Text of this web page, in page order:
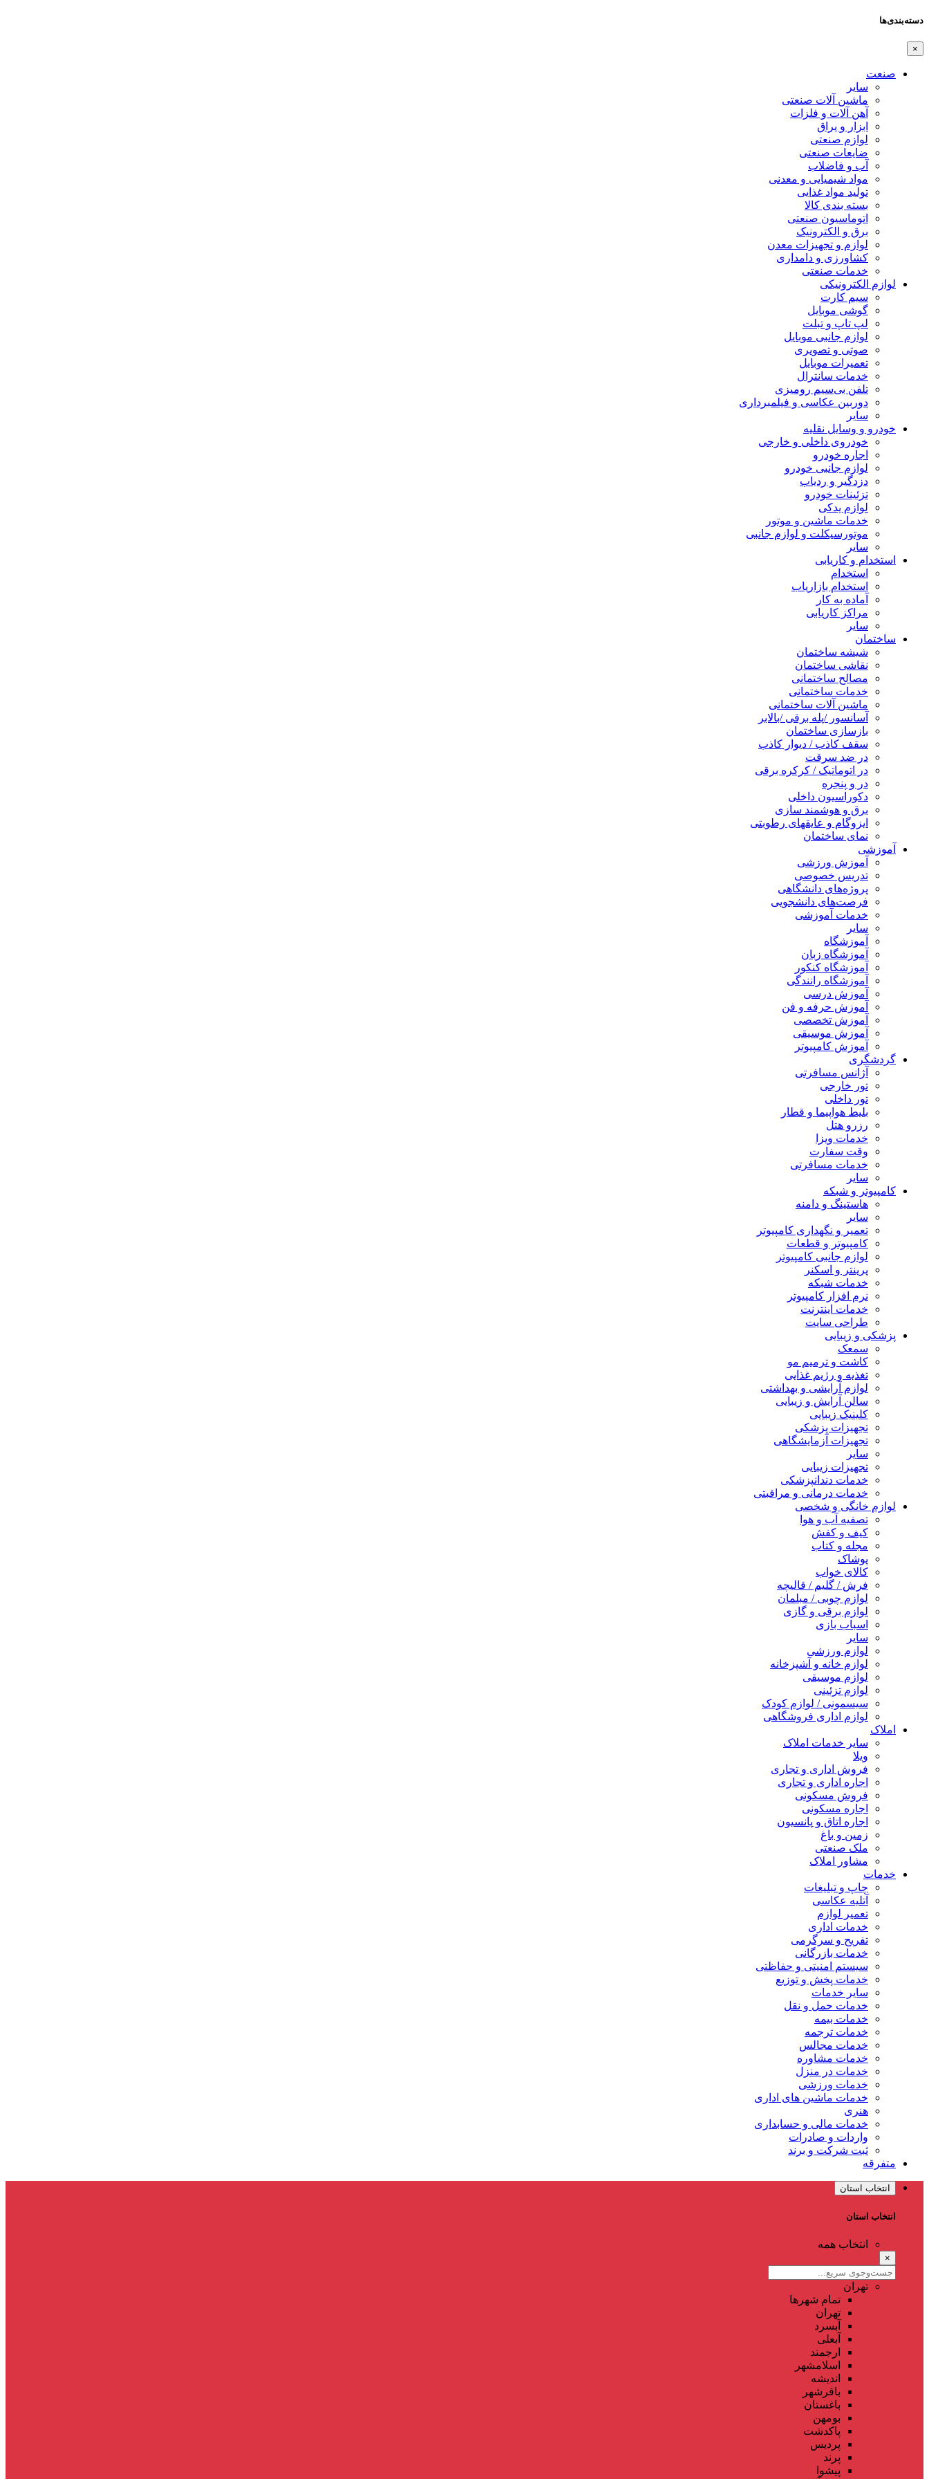
دسته‌بندی‌ها
×
صنعت
سایر
ماشین آلات صنعتی
آهن آلات و فلزات
ابزار و یراق
لوازم صنعتی
ضایعات صنعتی
آب و فاضلاب
مواد شیمیایی و معدنی
تولید مواد غذایی
بسته بندی کالا
اتوماسیون صنعتی
برق و الکترونیک
لوازم و تجهیزات معدن
کشاورزی و دامداری
خدمات صنعتی
لوازم الکترونیکی
سیم کارت
گوشی موبایل
لپ تاپ و تبلت
لوازم جانبی موبایل
صوتی و تصویری
تعمیرات موبایل
خدمات سانترال
تلفن بی‌سیم رومیزی
دوربین عکاسی و فیلمبرداری
سایر
خودرو و وسایل نقلیه
خودروی داخلی و خارجی
اجاره خودرو
لوازم جانبی خودرو
دزدگیر و ردیاب
تزئینات خودرو
لوازم یدکی
خدمات ماشین و موتور
موتورسیکلت و لوازم جانبی
سایر
استخدام و کاریابی
استخدام
استخدام بازاریاب
آماده به کار
مراکز کاریابی
سایر
ساختمان
شیشه ساختمان
نقاشی ساختمان
مصالح ساختمانی
خدمات ساختمانی
ماشین آلات ساختمانی
آسانسور /پله برقی /بالابر
بازسازی ساختمان
سقف کاذب / دیوار کاذب
در ضد سرقت
در اتوماتیک / کرکره برقی
در و پنجره
دکوراسیون داخلی
برق و هوشمند سازی
ایزوگام و عایقهای رطوبتی
نمای ساختمان
آموزشی
آموزش ورزشی
تدریس خصوصی
پروژه‌های دانشگاهی
فرصت‌های دانشجویی
خدمات آموزشی
سایر
آموزشگاه
آموزشگاه زبان
آموزشگاه کنکور
آموزشگاه رانندگی
آموزش درسی
آموزش حرفه و فن
آموزش تخصصی
آموزش موسیقی
آموزش کامپیوتر
گردشگری
آژانس مسافرتی
تور خارجی
تور داخلی
بلیط هواپیما و قطار
رزرو هتل
خدمات ویزا
وقت سفارت
خدمات مسافرتی
سایر
کامپیوتر و شبکه
هاستینگ و دامنه
سایر
تعمیر و نگهداری کامپیوتر
کامپیوتر و قطعات
لوازم جانبی کامپیوتر
پرینتر و اسکنر
خدمات شبکه
نرم افزار کامپیوتر
خدمات اینترنت
طراحی سایت
پزشکی و زیبایی
سمعک
کاشت و ترمیم مو
تغذیه و رژیم غذایی
لوازم آرایشی و بهداشتی
سالن آرایش و زیبایی
کلینیک زیبایی
تجهیزات پزشکی
تجهیزات آزمایشگاهی
سایر
تجهیزات زیبایی
خدمات دندانپزشکی
خدمات درمانی و مراقبتی
لوازم خانگی و شخصی
تصفیه آب و هوا
کیف و کفش
مجله و کتاب
پوشاک
کالای خواب
فرش / گلیم / قالیچه
لوازم چوبی / مبلمان
لوازم برقی و گازی
اسباب بازی
سایر
لوازم ورزشی
لوازم خانه و آشپزخانه
لوازم موسیقی
لوازم تزئینی
سیسمونی / لوازم کودک
لوازم اداری فروشگاهی
املاک
سایر خدمات املاک
ویلا
فروش اداری و تجاری
اجاره اداری و تجاری
فروش مسکونی
اجاره مسکونی
اجاره اتاق و پانسیون
زمین و باغ
ملک صنعتی
مشاور املاک
خدمات
چاپ و تبلیغات
آتلیه عکاسی
تعمیر لوازم
خدمات اداری
تفریح و سرگرمی
خدمات بازرگانی
سیستم امنیتی و حفاظتی
خدمات پخش و توزیع
سایر خدمات
خدمات حمل و نقل
خدمات بیمه
خدمات ترجمه
خدمات مجالس
خدمات مشاوره
خدمات در منزل
خدمات ورزشی
خدمات ماشین های اداری
هنری
خدمات مالی و حسابداری
واردات و صادرات
ثبت شرکت و برند
متفرقه
انتخاب استان
انتخاب استان
انتخاب همه
×
تهران
تمام شهر‌ها
تهران
آبسرد
آبعلی
ارجمند
اسلامشهر
اندیشه
باقرشهر
باغستان
بومهن
پاکدشت
پردیس
پرند
پیشوا